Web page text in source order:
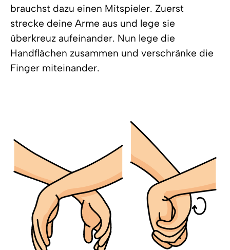
brauchst dazu einen Mitspieler. Zuerst
strecke deine Arme aus und lege sie
überkreuz aufeinander. Nun lege die
Handflächen zusammen und verschränke die
Finger miteinander.